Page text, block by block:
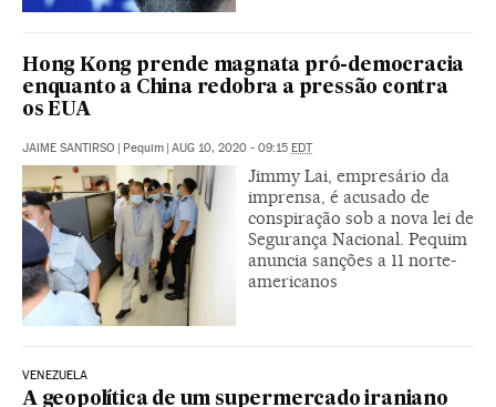
Hong Kong prende magnata pró-democracia
enquanto a China redobra a pressão contra
os EUA
JAIME SANTIRSO | Pequim | AUG 10, 2020 - 09:15 EDT
Jimmy Lai, empresário da
imprensa, é acusado de
conspiração sob a nova lei de
Segurança Nacional. Pequim
anuncia sanções a 11 norte-
americanos
VENEZUELA
A geopolítica de um supermercado iraniano